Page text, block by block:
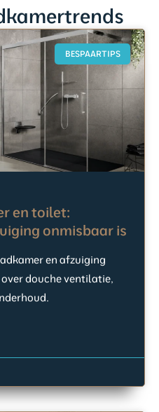
BESPAARTIPS
en toilet:
onmisbaar is
en afzuiging
douche ventilatie,